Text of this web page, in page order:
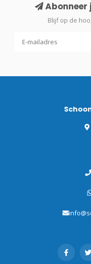
Abonneer
Blijf op de